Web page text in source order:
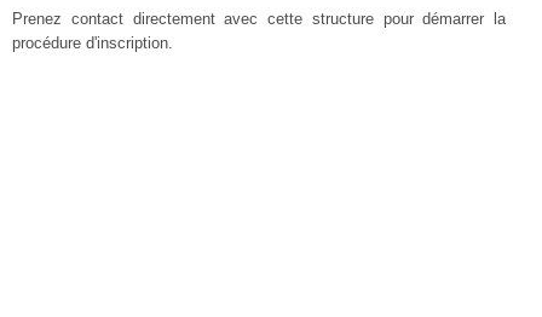
Prenez contact directement avec cette structure pour démarrer la
procédure d'inscription.